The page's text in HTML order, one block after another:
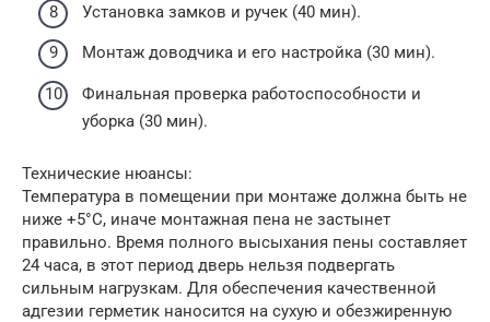
Установка замков и ручек (40 мин).
Монтаж доводчика и его настройка (30 мин).
Финальная проверка работоспособности и
уборка (30 мин).
Технические нюансы:
Температура в помещении при монтаже должна быть не
ниже +5°C, иначе монтажная пена не застынет
правильно. Время полного высыхания пены составляет
24 часа, в этот период дверь нельзя подвергать
сильным нагрузкам. Для обеспечения качественной
адгезии герметик наносится на сухую и обезжиренную